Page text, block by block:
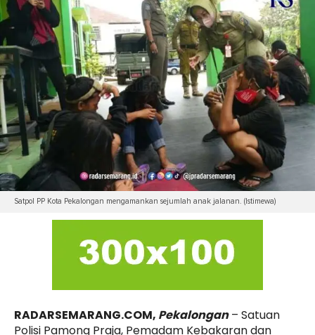
Satpol PP Kota Pekalongan mengamankan sejumlah anak jalanan. (Istimewa)
RADARSEMARANG.COM, Pekalongan– Satuan
Polisi Pamong Praja, Pemadam Kebakaran dan